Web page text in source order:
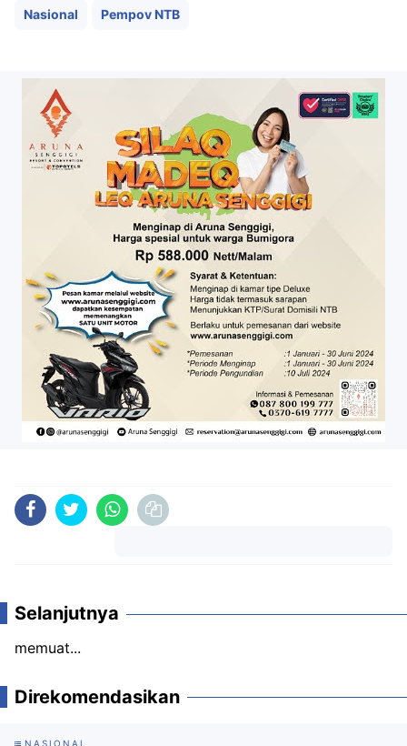
Nasional Pempov NTB
Selanjutnya
memuat...
Direkomendasikan
NASIONAL